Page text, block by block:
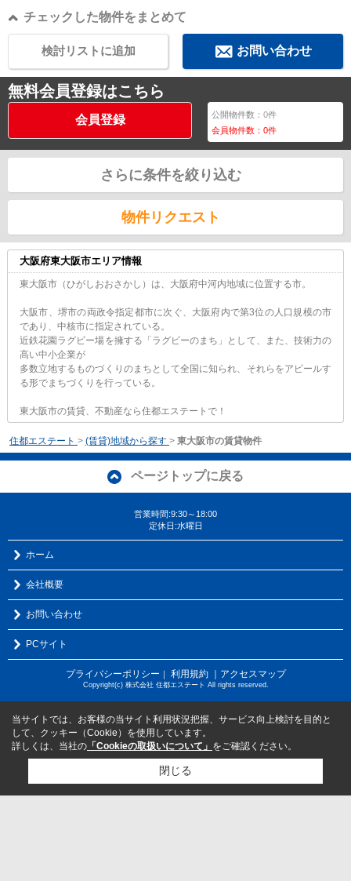
チェックした物件をまとめて
お問い合わせ
検討リストに追加
無料会員登録はこちら
会員登録 公開物件数：0件
会員物件数：0件
さらに条件を絞り込む
物件リクエスト
大阪府東大阪市エリア情報
東大阪市（ひがしおおさかし）は、大阪府中河内地域に位置する市。
大阪市、堺市の両政令指定都市に次ぐ、大阪府内で第3位の人口規模の市
であり、中核市に指定されている。
近鉄花園ラグビー場を擁する「ラグビーのまち」として、また、技術力の
高い中小企業が
多数立地するものづくりのまちとして全国に知られ、それらをアピールす
る形でまちづくりを行っている。
東大阪市の賃貸、不動産なら住都エステートで！
住都エステート > (賃貸)地域から探す > 東大阪市の賃貸物件
ページトップに戻る
営業時間:9:30～18:00
定休日:水曜日
ホーム
会社概要
お問い合わせ
PCサイト
プライバシーポリシー ｜ 利用規約 ｜アクセスマップ
Copyright(c) 株式会社 住都エステート All rights reserved.
当サイトでは、お客様の当サイト利用状況把握、サービス向上検討を目的と
して、クッキー（Cookie）を使用しています。
詳しくは、当社の 「Cookieの取扱いについて」 をご確認ください。
閉じる